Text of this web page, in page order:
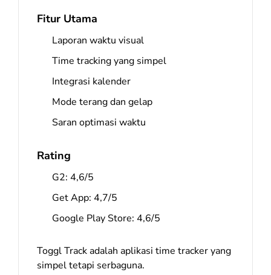
Fitur Utama
Laporan waktu visual
Time tracking yang simpel
Integrasi kalender
Mode terang dan gelap
Saran optimasi waktu
Rating
G2: 4,6/5
Get App: 4,7/5
Google Play Store: 4,6/5
Toggl Track adalah aplikasi time tracker yang
simpel tetapi serbaguna.